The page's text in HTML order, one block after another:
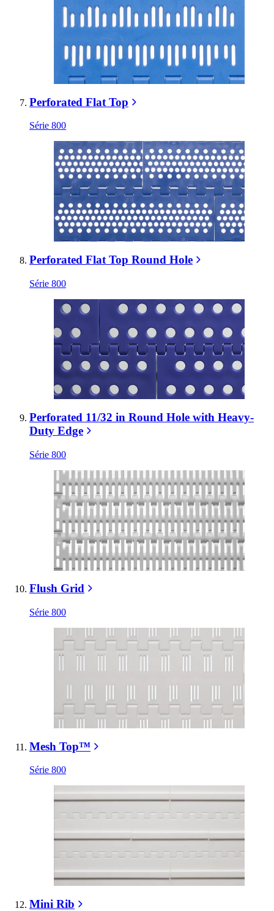
Perforated Flat Top
Série 800
Perforated Flat Top Round Hole
Série 800
Perforated 11/32 in Round Hole with Heavy-
Duty Edge
Série 800
Flush Grid
Série 800
Mesh Top™
Série 800
Mini Rib